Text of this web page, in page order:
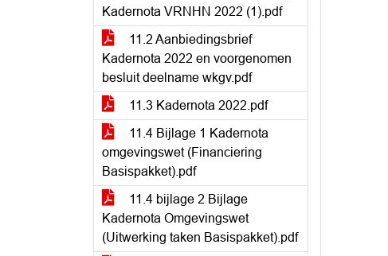
Kadernota VRNHN 2022 (1).pdf
11.2 Aanbiedingsbrief
Kadernota 2022 en voorgenomen
besluit deelname wkgv.pdf
11.3 Kadernota 2022.pdf
11.4 Bijlage 1 Kadernota
omgevingswet (Financiering
Basispakket).pdf
11.4 bijlage 2 Bijlage
Kadernota Omgevingswet
(Uitwerking taken Basispakket).pdf